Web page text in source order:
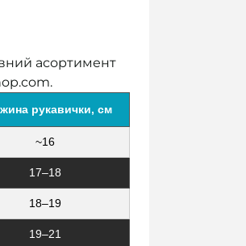
асортимент
рукавички, см
~16
17–18
18–19
19–21